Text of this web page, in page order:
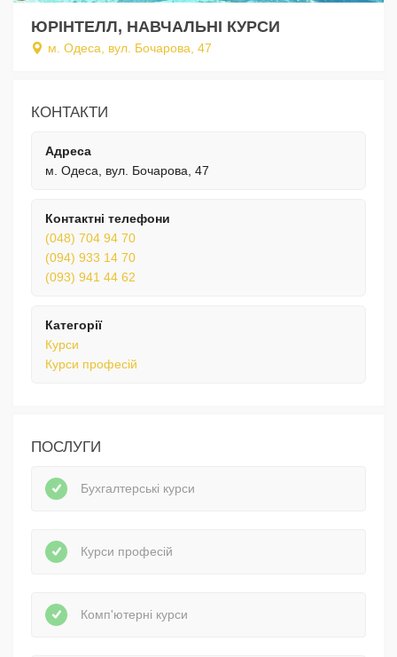
ЮРІНТЕЛЛ, НАВЧАЛЬНІ КУРСИ
м. Одеса, вул. Бочарова, 47
КОНТАКТИ
Адреса
м. Одеса, вул. Бочарова, 47
Контактні телефони
(048) 704 94 70
(094) 933 14 70
(093) 941 44 62
Категорії
Курси
Курси професій
ПОСЛУГИ
Бухгалтерські курси
Курси професій
Комп'ютерні курси